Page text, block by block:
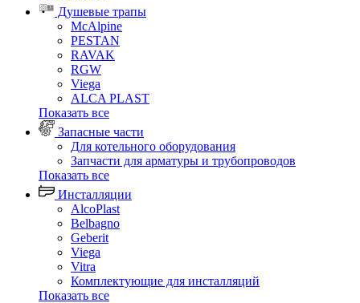
Душевые трапы
McAlpine
PESTAN
RAVAK
RGW
Viega
АLCA PLAST
Показать все
Запасные части
Для котельного оборудования
Запчасти для арматуры и трубопроводов
Показать все
Инсталляции
AlcoPlast
Belbagno
Geberit
Viega
Vitra
Комплектующие для инсталляций
Показать все